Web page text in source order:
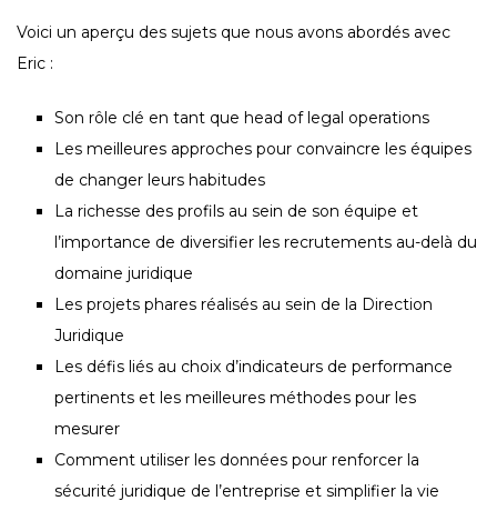
Voici un aperçu des sujets que nous avons abordés avec
Eric :
Son rôle clé en tant que head of legal operations
Les meilleures approches pour convaincre les équipes
de changer leurs habitudes
La richesse des profils au sein de son équipe et
l’importance de diversifier les recrutements au-delà du
domaine juridique
Les projets phares réalisés au sein de la Direction
Juridique
Les défis liés au choix d’indicateurs de performance
pertinents et les meilleures méthodes pour les
mesurer
Comment utiliser les données pour renforcer la
sécurité juridique de l’entreprise et simplifier la vie